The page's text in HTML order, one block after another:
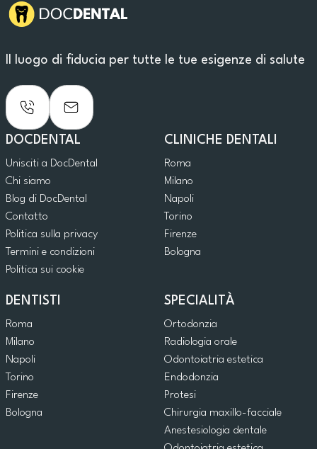
Il luogo di fiducia per tutte le tue esigenze di salute
DOCDENTAL
Unisciti a DocDental
Chi siamo
Blog di DocDental
Contatto
Politica sulla privacy
Termini e condizioni
Politica sui cookie
CLINICHE DENTALI
Roma
Milano
Napoli
Torino
Firenze
Bologna
DENTISTI
Roma
Milano
Napoli
Torino
Firenze
Bologna
SPECIALITÀ
Ortodonzia
Radiologia orale
Odontoiatria estetica
Endodonzia
Protesi
Chirurgia maxillo-facciale
Anestesiologia dentale